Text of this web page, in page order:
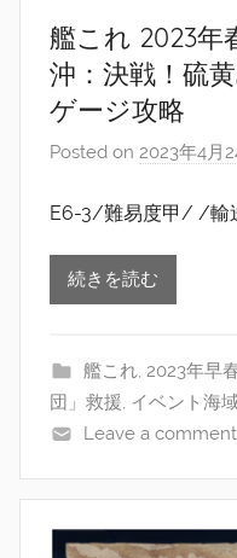
艦これ 2023年
沖：決戦！硫
ゲージ攻略
Posted on 2023年4月
E6-3/難易度甲/ /輸
続きを読む
艦これ, 2023年早
団」救援, イベント海
Leave a comment